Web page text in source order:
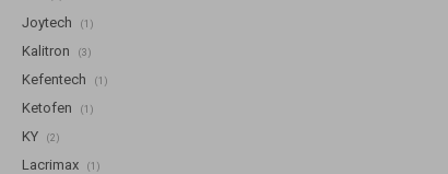
Joytech (1)
Kalitron (3)
Kefentech (1)
Ketofen (1)
KY (2)
Lacrimax (1)